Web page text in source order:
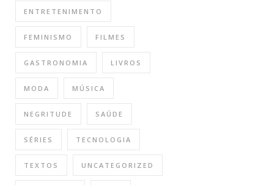
ENTRETENIMENTO
FEMINISMO FILMES
GASTRONOMIA LIVROS
MODA MÚSICA
NEGRITUDE SAÚDE
SÉRIES TECNOLOGIA
TEXTOS UNCATEGORIZED